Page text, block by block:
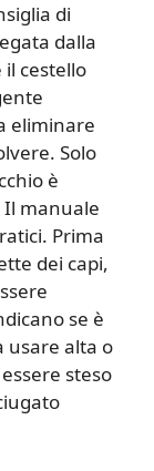
di
dalla
cestello
eliminare
Solo
è
manuale
Prima
dei capi,
se è
usare alta o
steso